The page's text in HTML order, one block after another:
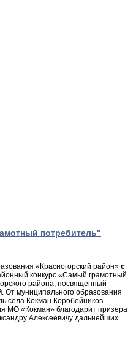
потребитель"
«Красногорский район» с
конкурс «Самый грамотный
района, посвященный
. От муниципального образования
села Кокман Коробейников
МО «Кокман» благодарит призера
Алексеевичу дальнейших